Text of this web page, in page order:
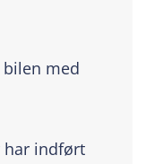
med
har indført